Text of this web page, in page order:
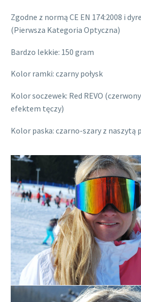
Zgodne z normą CE EN 174:2008 i
(Pierwsza Kategoria Optyczna)
Bardzo lekkie: 150 gram
Kolor ramki: czarny połysk
Kolor soczewek: Red REVO
efektem tęczy)
Kolor paska: czarno-szary z naszytą